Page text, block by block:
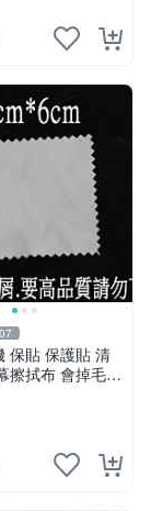
保貼 保護貼 清
擦拭布 會掉毛
8cm*6cm